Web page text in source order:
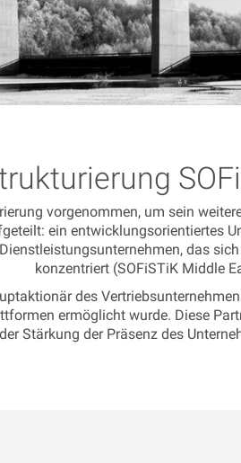
vorgenommen, um sein
ein entwicklungsorientiertes
das
konzentriert (SOFiSTiK Middle
des
ermöglicht wurde. Diese
Stärkung der Präsenz des